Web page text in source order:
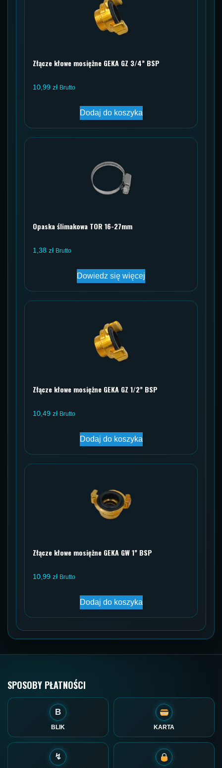
Złącze kłowe mosiężne GEKA GZ 3/4” BSP
10,99 zł Brutto
Dodaj do koszyka
Opaska ślimakowa TOR 16-27mm
1,38 zł Brutto
Dowiedz się więcej
Złącze kłowe mosiężne GEKA GZ 1/2” BSP
10,49 zł Brutto
Dodaj do koszyka
Złącze kłowe mosiężne GEKA GW 1” BSP
10,99 zł Brutto
Dodaj do koszyka
SPOSOBY PŁATNOŚCI
B
BLIK KARTA
↯